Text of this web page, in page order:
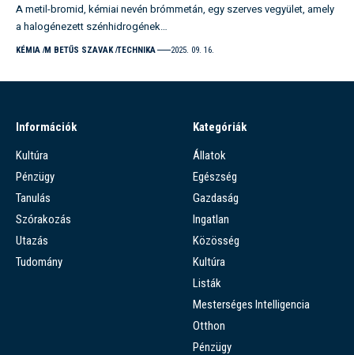
A metil-bromid, kémiai nevén brómmetán, egy szerves vegyület, amely
a halogénezett szénhidrogének…
KÉMIA M BETŰS SZAVAK TECHNIKA 2025. 09. 16.
Információk
Kultúra
Pénzügy
Tanulás
Szórakozás
Utazás
Tudomány
Kategóriák
Állatok
Egészség
Gazdaság
Ingatlan
Közösség
Kultúra
Listák
Mesterséges Intelligencia
Otthon
Pénzügy